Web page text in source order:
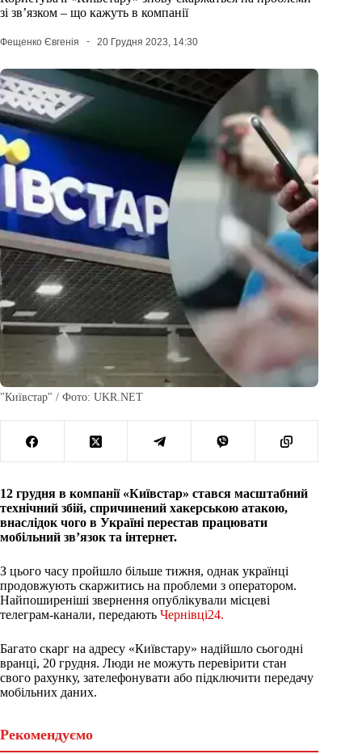
зі зв’язком – що кажуть в компанії
Фещенко Євгенія 20 Грудня 2023, 14:30
"Київстар" / Фото: UKR.NET
12 грудня в компанії «Київстар» стався масштабний
технічний збій, спричинений хакерською атакою,
внаслідок чого в Україні перестав працювати
мобільний зв’язок та інтернет.
З цього часу пройшло більше тижня, однак українці
продовжують скаржитись на проблеми з оператором.
Найпоширеніші звернення опублікували місцеві
телеграм-канали, передають Чернівці24.
Багато скарг на адресу «Київстару» надійшло сьогодні
вранці, 20 грудня. Люди не можуть перевірити стан
свого рахунку, зателефонувати або підключити передачу
мобільних даних.
Рекомендуємо